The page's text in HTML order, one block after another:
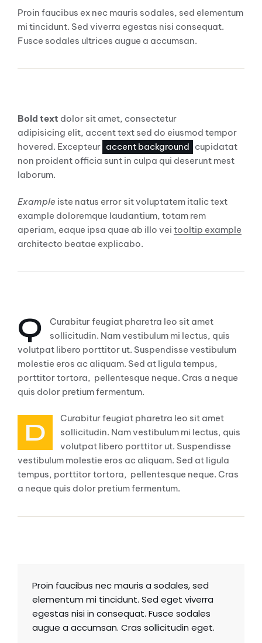
Proin faucibus ex nec mauris sodales, sed elementum
mi tincidunt. Sed viverra egestas nisi consequat.
Fusce sodales ultrices augue a accumsan.
Bold text dolor sit amet, consectetur
adipisicing elit, accent text sed do eiusmod tempor
hovered. Excepteur accent background cupidatat
non proident officia sunt in culpa qui deserunt mest
laborum.
Example iste natus error sit voluptatem italic text
example doloremque laudantium, totam rem
aperiam, eaque ipsa quae ab illo vei tooltip example
architecto beatae explicabo.
Q
Curabitur feugiat pharetra leo sit amet
sollicitudin. Nam vestibulum mi lectus, quis
volutpat libero porttitor ut. Suspendisse vestibulum
molestie eros ac aliquam. Sed at ligula tempus,
porttitor tortora, pellentesque neque. Cras a neque
quis dolor pretium fermentum.
D
Curabitur feugiat pharetra leo sit amet
sollicitudin. Nam vestibulum mi lectus, quis
volutpat libero porttitor ut. Suspendisse
vestibulum molestie eros ac aliquam. Sed at ligula
tempus, porttitor tortora, pellentesque neque. Cras
a neque quis dolor pretium fermentum.
Proin faucibus nec mauris a sodales, sed
elementum mi tincidunt. Sed eget viverra
egestas nisi in consequat. Fusce sodales
augue a accumsan. Cras sollicitudin eget.